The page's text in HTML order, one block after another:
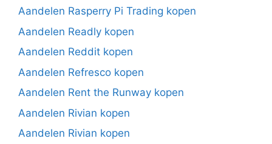
Aandelen Rasperry Pi Trading kopen
Aandelen Readly kopen
Aandelen Reddit kopen
Aandelen Refresco kopen
Aandelen Rent the Runway kopen
Aandelen Rivian kopen
Aandelen Rivian kopen